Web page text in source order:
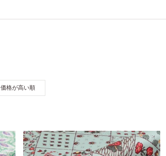
価格が高い順